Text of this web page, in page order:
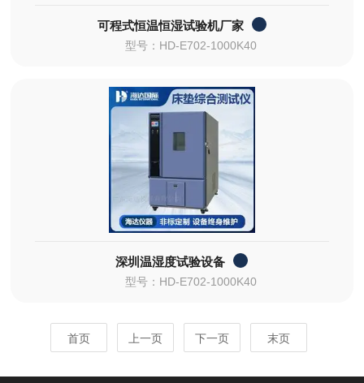
可程式恒温恒湿试验机厂家
型号：HD-E702-1000K40
深圳温湿度试验设备
型号：HD-E702-1000K40
首页 上一页 下一页 末页